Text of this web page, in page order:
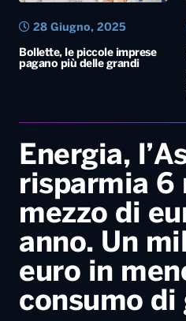
Bollette, le piccole imprese
pagano più delle grandi
28 Giugno, 2025
Energia,
risparmia 6
mezzo di
anno. Un
euro in
consumo di